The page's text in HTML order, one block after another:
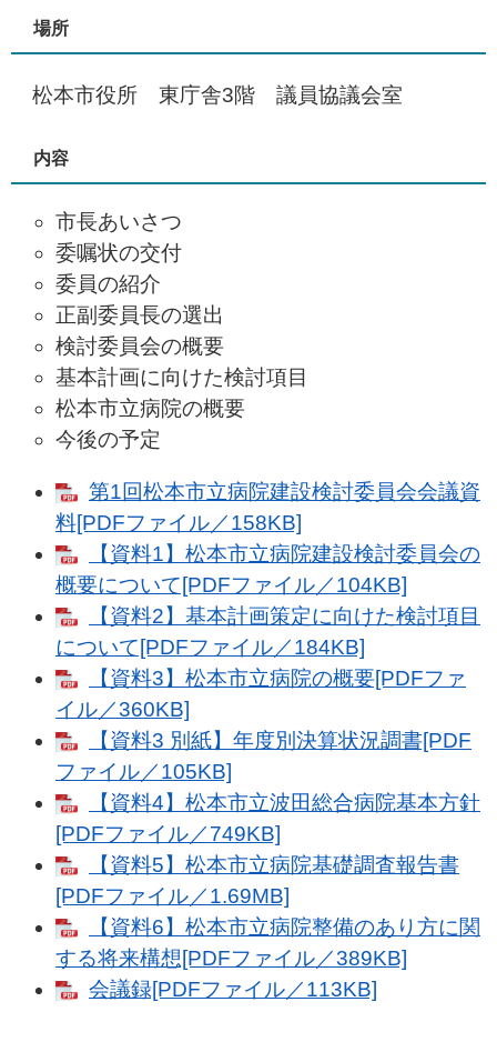
場所
松本市役所 東庁舎3階 議員協議会室
内容
市長あいさつ
委嘱状の交付
委員の紹介
正副委員長の選出
検討委員会の概要
基本計画に向けた検討項目
松本市立病院の概要
今後の予定
第1回松本市立病院建設検討委員会会議資
料[PDFファイル／158KB]
【資料1】松本市立病院建設検討委員会の
概要について[PDFファイル／104KB]
【資料2】基本計画策定に向けた検討項目
について[PDFファイル／184KB]
【資料3】松本市立病院の概要[PDFファ
イル／360KB]
【資料3 別紙】年度別決算状況調書[PDF
ファイル／105KB]
【資料4】松本市立波田総合病院基本方針
[PDFファイル／749KB]
【資料5】松本市立病院基礎調査報告書
[PDFファイル／1.69MB]
【資料6】松本市立病院整備のあり方に関
する将来構想[PDFファイル／389KB]
会議録[PDFファイル／113KB]